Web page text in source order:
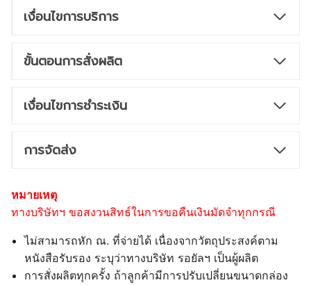
เงื่อนไขการบริการ
ขั้นตอนการสั่งผลิต
เงื่อนไขการชำระเงิน
การจัดส่ง
หมายเหตุ
ทางบริษัทฯ ขอสงวนสิทธ์ในการขอคืนเงินมัดจำทุกกรณี
ไม่สามารถหัก ณ. ที่จ่ายได้ เนื่องจากวัตถุประสงค์ตาม
หนังสือรับรอง ระบุว่าทางบริษัท รอยัลฯ เป็นผู้ผลิต
การสั่งผลิตทุกครั้ง ถ้าลูกค้ามีการปรับเปลี่ยนขนาดกล่อง